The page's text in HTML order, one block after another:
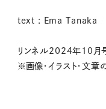
text : Ema Tanaka
リンネル2024年10月
※画像・イラスト・文